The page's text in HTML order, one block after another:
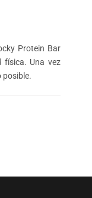
Protein Bar
física. Una vez
posible.